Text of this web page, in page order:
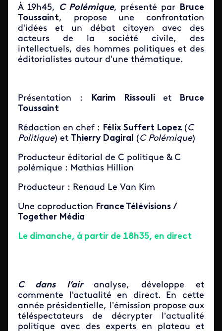
À 19h45, C Polémique, présenté par Bruce
Toussaint, propose une confrontation
d'idées et un débat citoyen avec des
acteurs de la société civile, des
intellectuels, des hommes politiques et des
éditorialistes autour d'une thématique.
Présentation : Karim Rissouli et Bruce
Toussaint
Rédaction en chef : Félix Suffert Lopez (C
Politique) et Thierry Dagiral (C Polémique)
Producteur éditorial de C politique & C
polémique : Mathias Hillion
Producteur : Renaud Le Van Kim
Une coproduction France Télévisions /
Together Média
Le dimanche, à partir de 18h35, en direct
C dans l’air
analyse, développe et
commente l'actualité en direct. En cette
année présidentielle, l’émission propose aux
téléspectateurs de décrypter l’actualité
politique avec des experts en plateau et